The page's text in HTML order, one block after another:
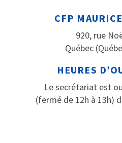
CFP
920, rue
Québec
HEURES
Le secrétariat est
(fermé de 12h à 13h)